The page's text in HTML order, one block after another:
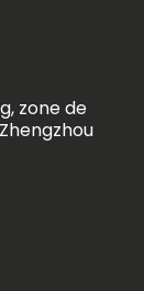
zone de